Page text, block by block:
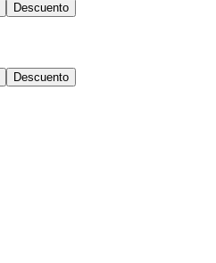
Descuento
Descuento